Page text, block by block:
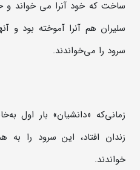
ساخت که خود آنرا می خواند
سلیران هم آنرا آموخته بود
سرود را می‌خواندند.
زمانی‌که «دانشیان» بار اول
زندان افتاد، این سرود را به
خواندند.